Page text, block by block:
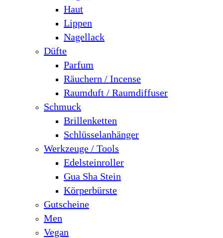
Haut
Lippen
Nagellack
Düfte
Parfum
Räuchern / Incense
Raumduft / Raumdiffuser
Schmuck
Brillenketten
Schlüsselanhänger
Werkzeuge / Tools
Edelsteinroller
Gua Sha Stein
Körperbürste
Gutscheine
Men
Vegan